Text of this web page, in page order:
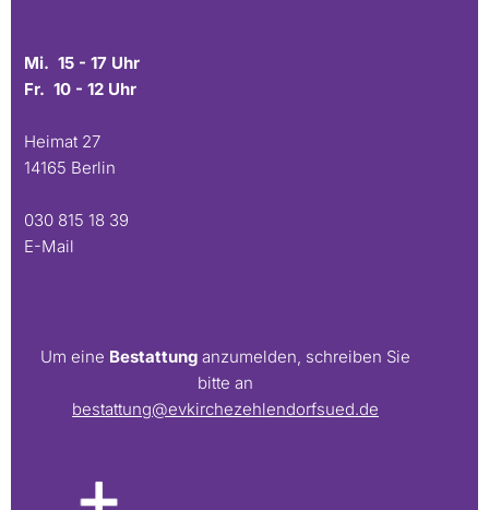
Mi. 15 - 17 Uhr
Fr. 10 - 12 Uhr
Heimat 27
14165 Berlin
030 815 18 39
E-Mail
Um eine Bestattung anzumelden, schreiben Sie
bitte an
bestattung@evkirchezehlendorfsued.de